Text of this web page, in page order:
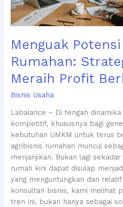
Menguak
Rumahan:
Meraih Profit
Bisnis Usaha
Labalance – Di tengah
kompetitif, khususnya bagi
kebutuhan UMKM untuk terus
agribisnis rumahan muncul
menjanjikan. Bukan lagi
rumah kini dapat disulap
yang menguntungkan dan
konsultan bisnis, kami melihat
tren ini, bukan hanya sebagai
Berkelanjutan